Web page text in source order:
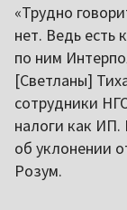
«Трудно
нет. Ведь есть
по ним
[Светланы]
сотрудники
налоги как ИП.
об уклонении
Розум.